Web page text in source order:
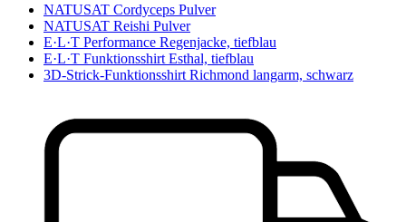
NATUSAT Cordyceps Pulver
NATUSAT Reishi Pulver
E·L·T Performance Regenjacke, tiefblau
E·L·T Funktionsshirt Esthal, tiefblau
3D-Strick-Funktionsshirt Richmond langarm, schwarz